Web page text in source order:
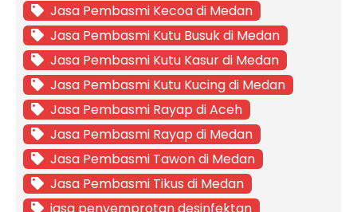
Jasa Pembasmi Kecoa di Medan
Jasa Pembasmi Kutu Busuk di Medan
Jasa Pembasmi Kutu Kasur di Medan
Jasa Pembasmi Kutu Kucing di Medan
Jasa Pembasmi Rayap di Aceh
Jasa Pembasmi Rayap di Medan
Jasa Pembasmi Tawon di Medan
Jasa Pembasmi Tikus di Medan
jasa penyemprotan desinfektan